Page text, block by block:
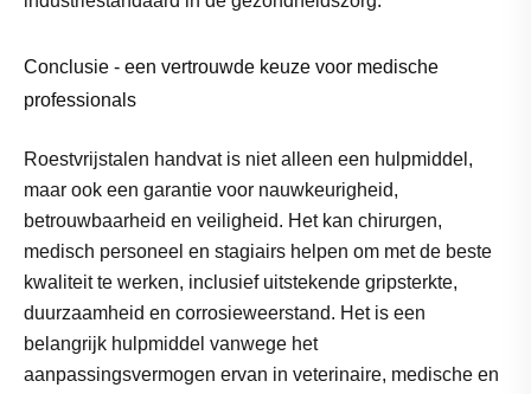
Conclusie - een vertrouwde keuze voor medische
professionals
Roestvrijstalen handvat is niet alleen een hulpmiddel,
maar ook een garantie voor nauwkeurigheid,
betrouwbaarheid en veiligheid. Het kan chirurgen,
medisch personeel en stagiairs helpen om met de beste
kwaliteit te werken, inclusief uitstekende gripsterkte,
duurzaamheid en corrosieweerstand. Het is een
belangrijk hulpmiddel vanwege het
aanpassingsvermogen ervan in veterinaire, medische en